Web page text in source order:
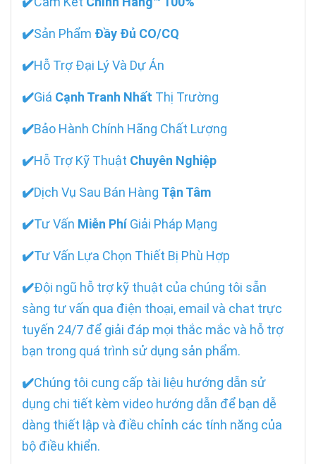
✔️Sản Phẩm Đầy Đủ CO/CQ
✔️Hỗ Trợ Đại Lý Và Dự Án
✔️Giá Cạnh Tranh Nhất Thị Trường
✔️Bảo Hành Chính Hãng Chất Lượng
✔️Hỗ Trợ Kỹ Thuật Chuyên Nghiệp
✔️Dịch Vụ Sau Bán Hàng Tận Tâm
✔️Tư Vấn Miễn PhíGiải Pháp Mạng
✔️Tư Vấn Lựa Chọn Thiết Bị Phù Hợp
✔️Đội ngũ hỗ trợ kỹ thuật của chúng tôi sẵn
sàng tư vấn qua điện thoại, email và chat trực
tuyến 24/7 để giải đáp mọi thắc mắc và hỗ trợ
bạn trong quá trình sử dụng sản phẩm.
✔️Chúng tôi cung cấp tài liệu hướng dẫn sử
dụng chi tiết kèm video hướng dẫn để bạn dễ
dàng thiết lập và điều chỉnh các tính năng của
bộ điều khiển.